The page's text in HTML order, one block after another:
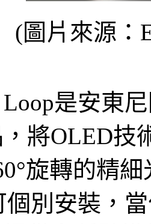
(圖片來源：
是安東
將OLED技
旋轉的精
個別安裝，